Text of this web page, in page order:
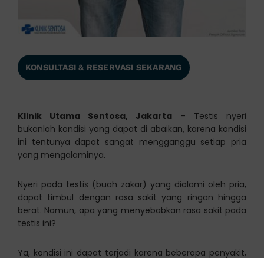
KONSULTASI & RESERVASI SEKARANG
Klinik Utama Sentosa, Jakarta – Testis nyeri
bukanlah kondisi yang dapat di abaikan, karena kondisi
ini tentunya dapat sangat mengganggu setiap pria
yang mengalaminya.
Nyeri pada testis (buah zakar) yang dialami oleh pria,
dapat timbul dengan rasa sakit yang ringan hingga
berat. Namun, apa yang menyebabkan rasa sakit pada
testis ini?
Ya, kondisi ini dapat terjadi karena beberapa penyakit,